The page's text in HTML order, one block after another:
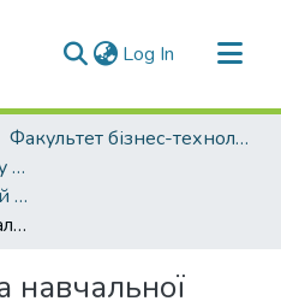
Log In (current)
Факультет бізнес-технологій та економіки
Кафедра менеджменту та адміністрування (Кафедра М та А)
Навчально-методичний комплекс дисциплін кафедри М та А
Робоча програма навчальної дисципліни «Інвестування регіональних програм та проектів»
навчальної